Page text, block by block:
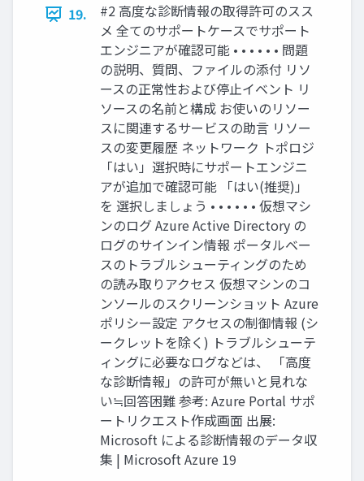
19.
#2 高度な診断情報の取得許可のスス
メ 全てのサポートケースでサポート
エンジニアが確認可能 • • • • • • 問題
の説明、質問、ファイルの添付 リソ
ースの正常性および停止イベント リ
ソースの名前と構成 お使いのリソー
スに関連するサービスの助言 リソー
スの変更履歴 ネットワーク トポロジ
「はい」選択時にサポートエンジニ
アが追加で確認可能 「はい(推奨)」
を 選択しましょう • • • • • • 仮想マシ
ンのログ Azure Active Directory の
ログのサインイン情報 ポータルベー
スのトラブルシューティングのため
の読み取りアクセス 仮想マシンのコ
ンソールのスクリーンショット Azure
ポリシー設定 アクセスの制御情報 (シ
ークレットを除く) トラブルシューテ
ィングに必要なログなどは、 「高度
な診断情報」の許可が無いと見れな
い≒回答困難 参考: Azure Portal サポ
ートリクエスト作成画面 出展:
Microsoft による診断情報のデータ収
集 | Microsoft Azure 19